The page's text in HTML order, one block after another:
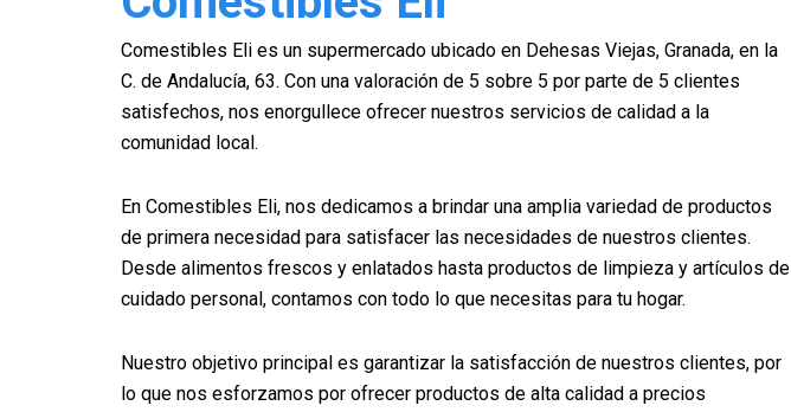
Comestibles Eli es un supermercado ubicado en Dehesas Viejas, Granada, en la
C. de Andalucía, 63. Con una valoración de 5 sobre 5 por parte de 5 clientes
satisfechos, nos enorgullece ofrecer nuestros servicios de calidad a la
comunidad local.
En Comestibles Eli, nos dedicamos a brindar una amplia variedad de productos
de primera necesidad para satisfacer las necesidades de nuestros clientes.
Desde alimentos frescos y enlatados hasta productos de limpieza y artículos de
cuidado personal, contamos con todo lo que necesitas para tu hogar.
Nuestro objetivo principal es garantizar la satisfacción de nuestros clientes, por
lo que nos esforzamos por ofrecer productos de alta calidad a precios